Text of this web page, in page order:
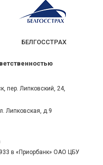
, пер. Липковский, 24,
Липковская, д.9
в «Приорбанк» ОАО ЦБУ